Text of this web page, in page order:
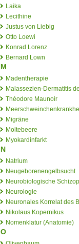
Laika
Lecithine
Justus von Liebig
Otto Loewi
Konrad Lorenz
Bernard Lown
M
Madentherapie
Malassezien-Dermatitis
Théodore Maunoir
Migräne
Moltebeere
Myokardinfarkt
N
Natrium
Neugeborenengelbsucht
Neurobiologische
Neurologie
Neuronales Korrelat des
Nikolaus Kopernikus
Nomenklatur (Anatomie)
O